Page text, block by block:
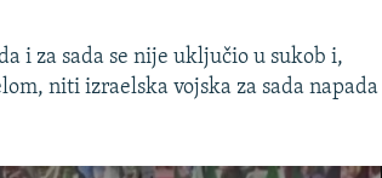
i za sada se nije uključio u sukob i,
niti izraelska vojska za sada napada